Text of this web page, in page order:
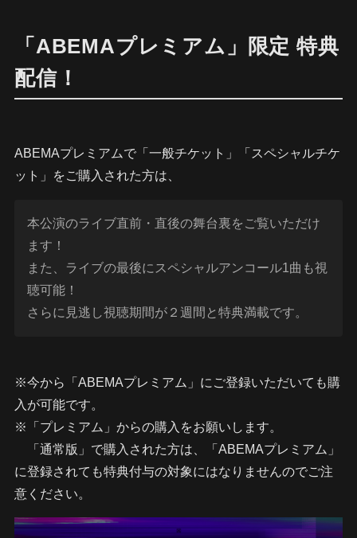
「ABEMAプレミアム」限定 特典
配信！
ABEMAプレミアムで「一般チケット」「スペシャルチケ
ット」をご購入された方は、
本公演のライブ直前・直後の舞台裏をご覧いただけ
ます！
また、ライブの最後にスペシャルアンコール1曲も視
聴可能！
さらに見逃し視聴期間が２週間と特典満載です。
※今から「ABEMAプレミアム」にご登録いただいても購
入が可能です。
※「プレミアム」からの購入をお願いします。
「通常版」で購入された方は、「ABEMAプレミアム」
に登録されても特典付与の対象にはなりませんのでご注
意ください。